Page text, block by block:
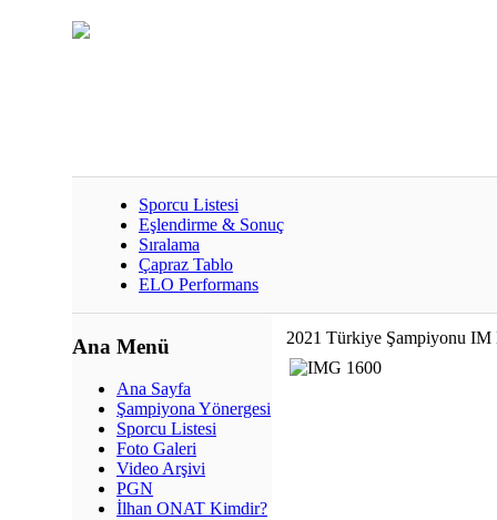
Sporcu Listesi
Eşlendirme & Sonuç
Sıralama
Çapraz Tablo
ELO Performans
Ana Menü
Ana Sayfa
Şampiyona Yönergesi
Sporcu Listesi
Foto Galeri
Video Arşivi
PGN
İlhan ONAT Kimdir?
2021 Türkiye Şampiyonu IM